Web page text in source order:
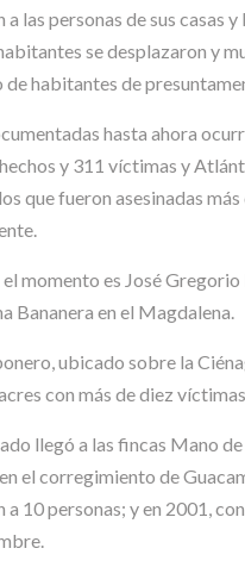
las personas de sus casas
se desplazaron y
de habitantes de
hasta ahora
y 311 víctimas y
que fueron asesinadas
momento es José
Bananera en el Magdalena.
ubicado sobre la
con más de diez
llegó a las fincas Mano
el corregimiento de
10 personas; y en 2001,